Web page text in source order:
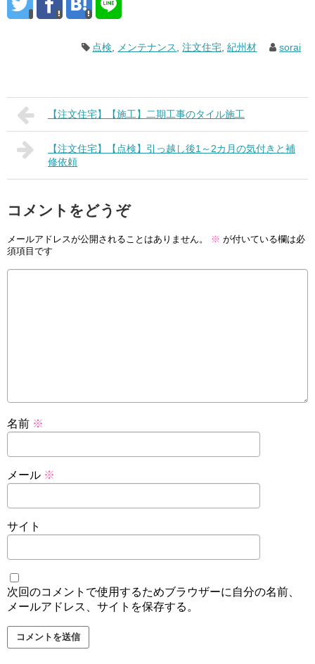
点検 メンテナンス ,注文住宅 ,紀州材 sorai
【注文住宅】【施工】二期工事のタイル施工
【注文住宅】【点検】引っ越し後1～2カ月の気付きと補
修依頼
コメントをどうぞ
メールアドレスが公開されることはありません。 ※ が付いている欄は必
須項目です
名前 ※
メール ※
サイト
次回のコメントで使用するためブラウザーに自分の名前、
メールアドレス、サイトを保存する。